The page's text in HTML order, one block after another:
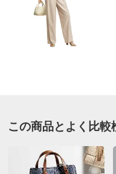
■色：（ア）ブラック系
■サイズ：約幅29・マ
ルダー高さ34～64cm（
■重さ：約270g
■インポート企画の為
この商品とよく比